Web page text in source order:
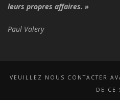
leurs propres affaires. »
Paul Valery
VEUILLEZ NOUS CONTACTER
DE CE